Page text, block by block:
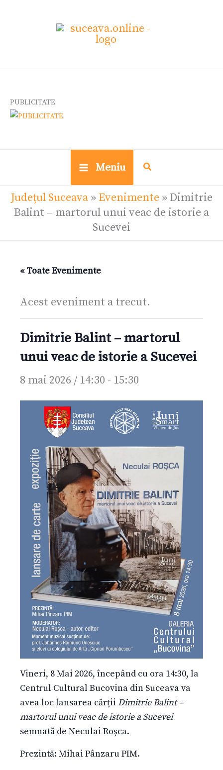
PUBLICITATE
Meniu
Județul Suceava» Evenimente » Dimitrie
Balint – martorul unui veac de istorie a
Sucevei
« Toate Evenimente
Acest eveniment a trecut.
Dimitrie Balint – martorul
unui veac de istorie a Sucevei
8 mai 2026 / 14:30 - 15:30
Vineri, 8 Mai 2026, începând cu ora 14:30, la
Centrul Cultural Bucovina din Suceava va
avea loc lansarea cărții Dimitrie Balint –
martorul unui veac de istorie a Sucevei
semnată de Neculai Roșca.
Prezintă: Mihai Pânzaru PIM.